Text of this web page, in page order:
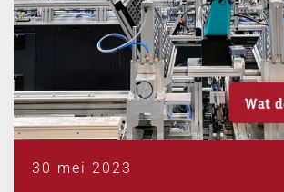
30 mei 2023